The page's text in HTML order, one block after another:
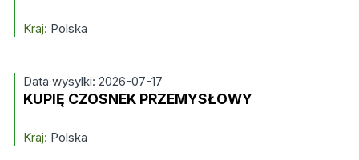
Kraj: Polska
Data wysylki: 2026-07-17
KUPIĘ CZOSNEK PRZEMYSŁOWY
Kraj: Polska